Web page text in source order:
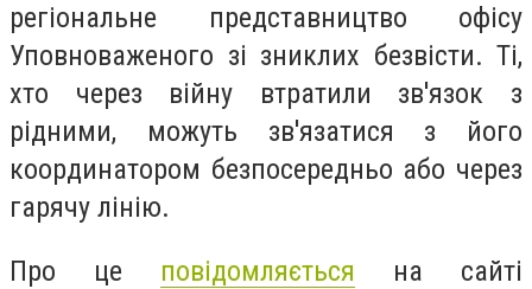
регіональне представництво офісу
Уповноваженого зі зниклих безвісти. Ті,
хто через війну втратили зв'язок з
рідними, можуть зв'язатися з його
координатором безпосередньо або через
гарячу лінію.
Про це повідомляється на сайті